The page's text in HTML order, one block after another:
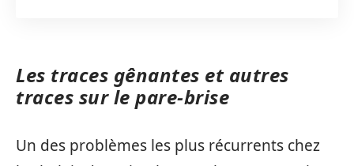
Les traces gênantes et autres
traces sur le pare-brise
Un des problèmes les plus récurrents chez